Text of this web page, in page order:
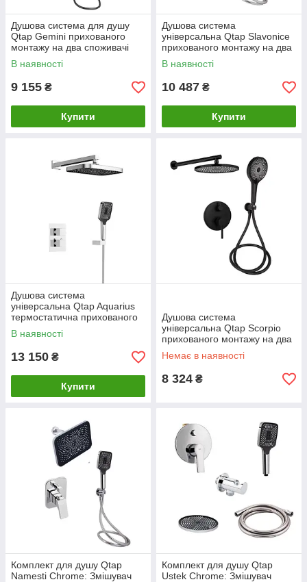
Душова система для душу
Qtap Gemini прихованого
монтажу на два споживачі
QTGEM113GMB45698
Gunmetal Black PVD
В наявності
9 155 ₴
Купити
Душова система
універсальна Qtap Slavonice
прихованого монтажу на два
споживачі
QTSLA113CRM45898 Chrome
В наявності
10 487 ₴
Купити
Душова система
універсальна Qtap Aquarius
термостатична прихованого
монтажу на два споживачі
QTAQA65T103NGC Chrome
В наявності
13 150 ₴
Купити
Душова система
універсальна Qtap Scorpio
прихованого монтажу на два
споживачі
QTSCO113BLM45897 Black
Немає в наявності
8 324 ₴
Комплект для душу Qtap
Namesti Chrome: Змішувач
Комплект для душу Qtap
Ustek Chrome: Змішувач